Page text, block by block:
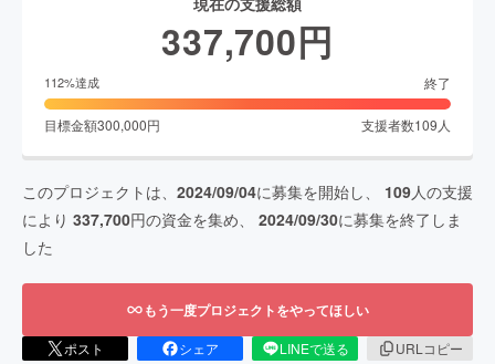
337,700円
112%達成 終了
目標金額300,000円 支援者数109 人
このプロジェクトは、 2024/09/04に募集を開始し、 109人の支援
により 337,700円の資金を集め、 2024/09/30に募集を終了しま
した
もう一度プロジェクトをやってほしい
ポスト シェア LINEで送る
URLコピー